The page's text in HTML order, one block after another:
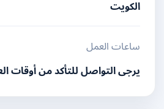
الكويت
ساعات العمل
يرجى التواصل للتأكد من أوقات العمل